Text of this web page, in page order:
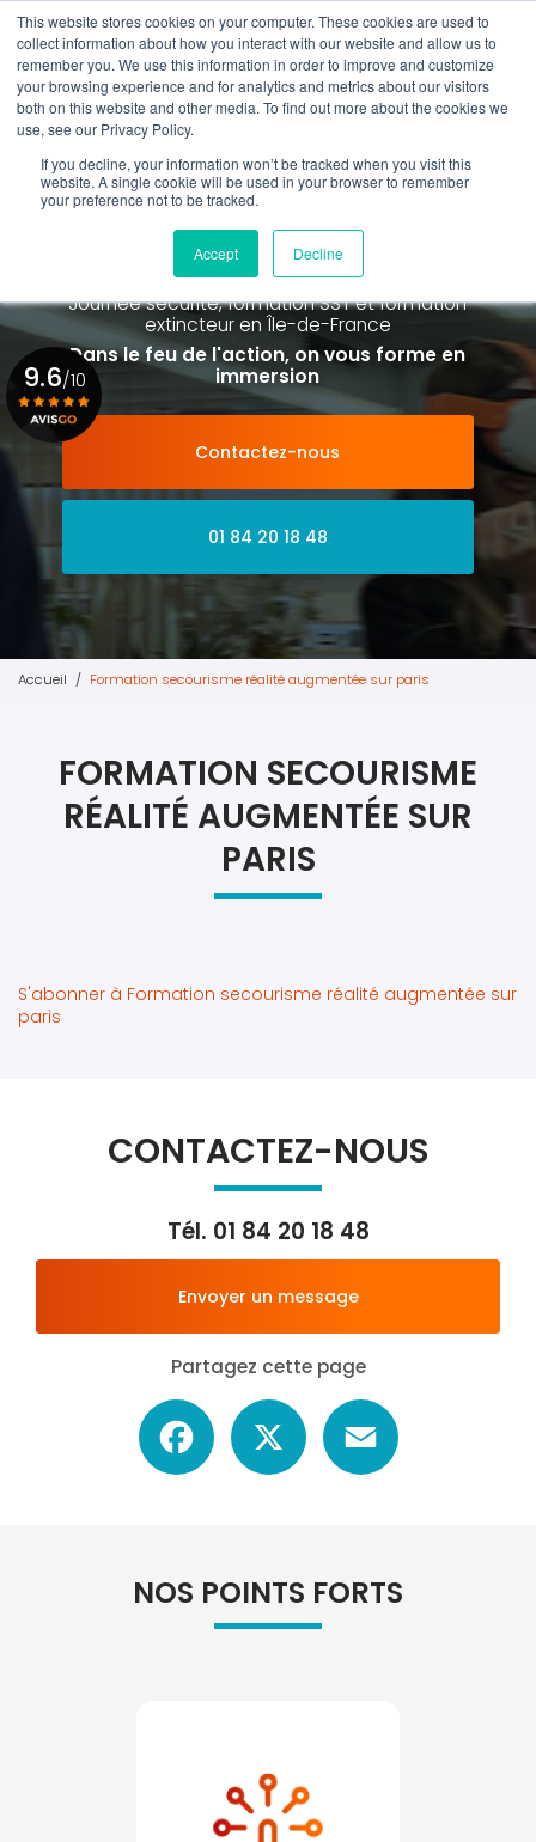
This website stores cookies on your computer. These cookies are used to
collect information about how you interact with our website and allow us to
remember you. We use this information in order to improve and customize
your browsing experience and for analytics and metrics about our visitors
both on this website and other media. To find out more about the cookies we
use, see our Privacy Policy.
If you decline, your information won’t be tracked when you visit this
website. A single cookie will be used in your browser to remember
your preference not to be tracked.
Accept Decline
Aller
au
contenu
principal
01 84 20 18 48
Rappel gratuit
Spécialiste de la formation SST et
de la Formation Incendie
à Paris La Défense depuis 2015
Journée sécurité, formation SST et formation
extincteuren Île-de-France
Dans le feu de l'action, on vous forme en
immersion
Contactez-nous
01 84 20 18 48
9.6/10
Voir le certificat
Accueil Formation secourisme réalité augmentée sur paris
FORMATION SECOURISME
RÉALITÉ AUGMENTÉE SUR
PARIS
S'abonner à Formation secourisme réalité augmentée sur
paris
CONTACTEZ-NOUS
Tél. 01 84 20 18 48
Envoyer un message
Partagez cette page
Facebook
NOS POINTS FORTS